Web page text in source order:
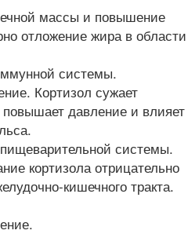
массы и повышение
отложение жира в области
системы.
Кортизол сужает
давление и влияет
системы.
кортизола отрицательно
кишечного тракта.